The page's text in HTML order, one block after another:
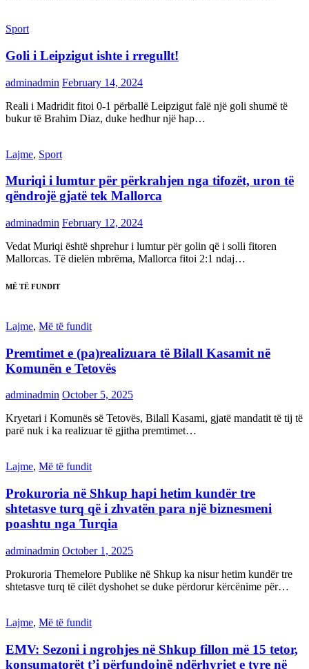
Sport
Goli i Leipzigut ishte i rregullt!
adminadmin February 14, 2024
Reali i Madridit fitoi 0-1 përballë Leipzigut falë një goli shumë të
bukur të Brahim Diaz, duke hedhur një hap…
Lajme, Sport
Muriqi i lumtur për përkrahjen nga tifozët, uron të
qëndrojë gjatë tek Mallorca
adminadmin February 12, 2024
Vedat Muriqi është shprehur i lumtur për golin që i solli fitoren
Mallorcas. Të dielën mbrëma, Mallorca fitoi 2:1 ndaj…
MË TË FUNDIT
Lajme, Më të fundit
Premtimet e (pa)realizuara të Bilall Kasamit në
Komunën e Tetovës
adminadmin October 5, 2025
Kryetari i Komunës së Tetovës, Bilall Kasami, gjatë mandatit të tij të
parë nuk i ka realizuar të gjitha premtimet…
Lajme, Më të fundit
Prokuroria në Shkup hapi hetim kundër tre
shtetasve turq që i zhvatën para një biznesmeni
poashtu nga Turqia
adminadmin October 1, 2025
Prokuroria Themelore Publike në Shkup ka nisur hetim kundër tre
shtetasve turq të cilët dyshohet se duke përdorur kërcënime për…
Lajme, Më të fundit
EMV: Sezoni i ngrohjes në Shkup fillon më 15 tetor,
konsumatorët t’i përfundojnë ndërhyrjet e tyre në